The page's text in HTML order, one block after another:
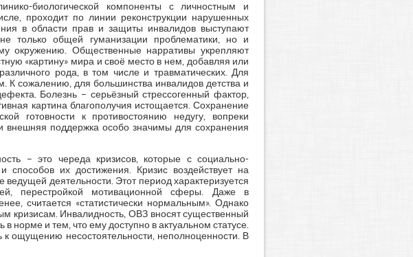
биологической компоненты с личностным и
проходит по линии реконструкции нарушенных
в области прав и защиты инвалидов выступают
только общей гуманизации проблематики, но и
окружению. Общественные нарративы укрепляют
«картину» мира и своё место в нем, добавляя или
рода, в том числе и травматических. Для
К сожалению, для большинства инвалидов детства и
Болезнь – серьёзный стрессогенный фактор,
картина благополучия истощается. Сохранение
готовности к противостоянию недугу, вопреки
внешняя поддержка особо значимы для сохранения
– это череда кризисов, которые с социально-
их достижения. Кризис воздействует на
деятельности. Этот период характеризуется
перестройкой мотивационной сферы. Даже в
считается «статистически нормальным». Однако
кризисам. Инвалидность, ОВЗ вносят существенный
норме и тем, что ему доступно в актуальном статусе.
ощущению несостоятельности, неполноценности. В